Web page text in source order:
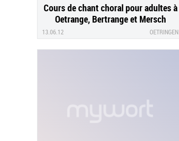
Cours de chant choral pour adultes à
Oetrange, Bertrange et Mersch
13.06.12 OETRINGEN